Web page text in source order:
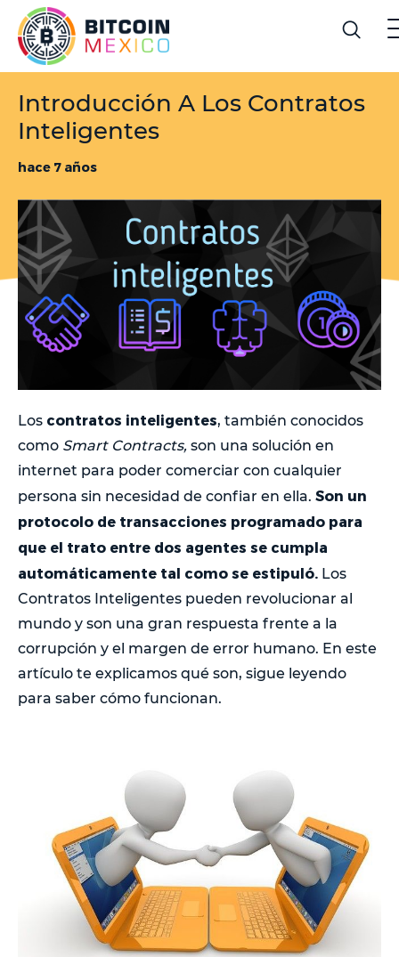
Introducción A Los Contratos
Inteligentes
hace 7 años
Los contratos inteligentes, también conocidos
como Smart Contracts, son una solución en
internet para poder comerciar con cualquier
persona sin necesidad de confiar en ella. Son un
protocolo de transacciones programado para
que el trato entre dos agentes se cumpla
automáticamente tal como se estipuló. Los
Contratos Inteligentes pueden revolucionar al
mundo y son una gran respuesta frente a la
corrupción y el margen de error humano. En este
artículo te explicamos qué son, sigue leyendo
para saber cómo funcionan.